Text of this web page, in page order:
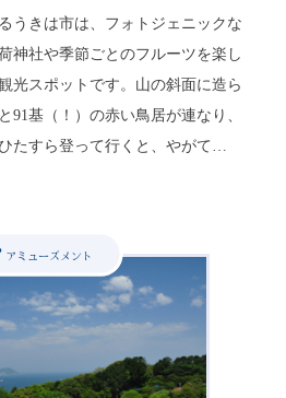
うきは市は、フォトジェニックな
神社や季節ごとのフルーツを楽し
光スポットです。山の斜面に造ら
91基（！）の赤い鳥居が連なり、
たすら登って行くと、やがて…
アミューズメント